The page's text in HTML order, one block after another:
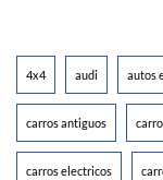
4x4 audi autos
carros antiguos
carros electricos